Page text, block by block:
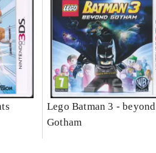
Lego Batman 3 - beyond
Gotham